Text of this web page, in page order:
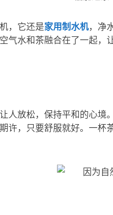
，它还是家用制水机，净
气水和茶融合在了一起，
人放松，保持平和的心
许，只要舒服就好。一